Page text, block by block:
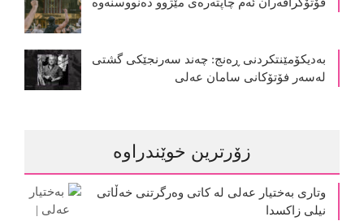
بەدیکۆمێنتکردنی ڕەنج: چەند سەرنجێکی گشتی
لەسەر فۆتۆکانی سامان عەلی
زۆرترین خوێندراوە
وتاری بەختیار عەلی لە کاتی وەرگرتنی خەڵاتی
نیلی زاکسدا